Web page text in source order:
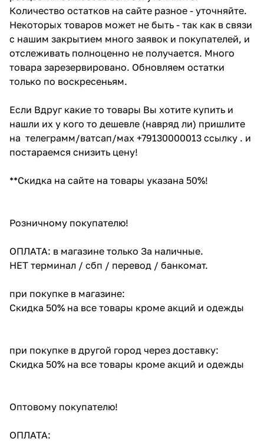
Количество остатков на сайте разное - уточняйте.
Некоторых товаров может не быть - так как в связи
с нашим закрытием много заявок и покупателей, и
отслеживать полноценно не получается. Много
товара зарезервировано. Обновляем остатки
только по воскресеньям.
Если Вдруг какие то товары Вы хотите купить и
нашли их у кого то дешевле (навряд ли) пришлите
на телеграмм/ватсап/мах +79130000013 ссылку . и
постараемся снизить цену!
**Скидка на сайте на товары указана 50%!
Розничному покупателю!
ОПЛАТА: в магазине только За наличные.
НЕТ терминал / сбп / перевод / банкомат.
при покупке в магазине:
Скидка 50% на все товары кроме акций и одежды
при покупке в другой город через доставку:
Скидка 50% на все товары кроме акций и одежды
Оптовому покупателю!
ОПЛАТА: